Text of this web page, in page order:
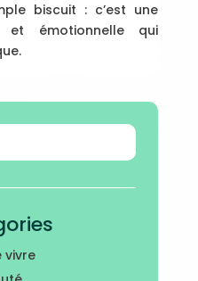
biscuit : c’est une
et émotionnelle qui
vivre